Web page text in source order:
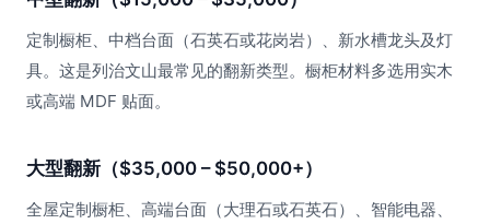
定制橱柜、中档台面（石英石或花岗岩）、新水槽龙头及灯
具。这是列治文山最常见的翻新类型。橱柜材料多选用实木
或高端 MDF 贴面。
大型翻新（$35,000 – $50,000+）
全屋定制橱柜、高端台面（大理石或石英石）、智能电器、